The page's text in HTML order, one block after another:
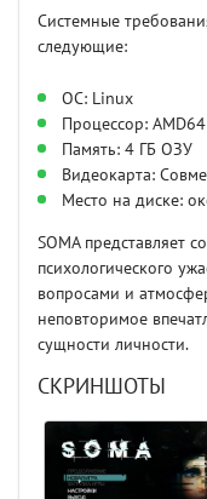
Системные
следующие:
ОС: Linux
Процессор:
Память: 4 ГБ ОЗУ
Видеокарта:
Место на диске:
SOMA представляет
психологического
вопросами и
неповторимое
сущности личности.
СКРИНШОТЫ